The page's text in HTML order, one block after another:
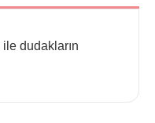
dudakların